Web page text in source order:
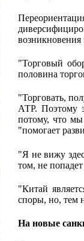
возникновения
"Торговый
половина
"Торговать,
АТР. Поэтому
потому, что
"помогает
"Я не вижу
том, не
"Китай
споры, но, тем
На новые